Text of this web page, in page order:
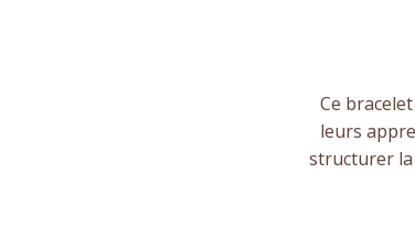
Ce
leurs
structurer la